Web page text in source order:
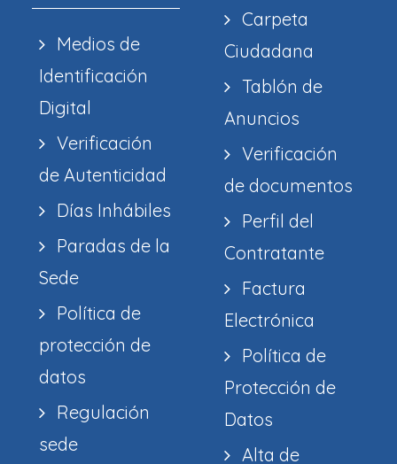
Medios de
Identificación
Digital
Verificación
de Autenticidad
Días Inhábiles
Paradas de la
Sede
Política de
protección de
datos
Regulación
sede
Carpeta
Ciudadana
Tablón de
Anuncios
Verificación
de documentos
Perfil del
Contratante
Factura
Electrónica
Política de
Protección de
Datos
Alta de